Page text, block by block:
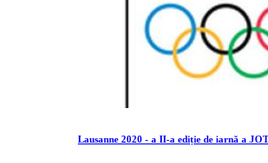
Lausanne 2020 - a II-a ediție de iarnă a JOT